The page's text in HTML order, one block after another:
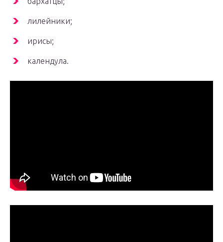
лилейники;
ирисы;
календула.